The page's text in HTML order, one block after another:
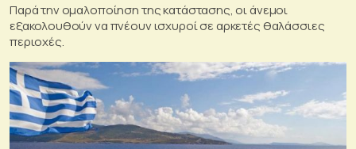
Παρά την ομαλοποίηση της κατάστασης, οι άνεμοι
εξακολουθούν να πνέουν ισχυροί σε αρκετές θαλάσσιες
περιοχές.